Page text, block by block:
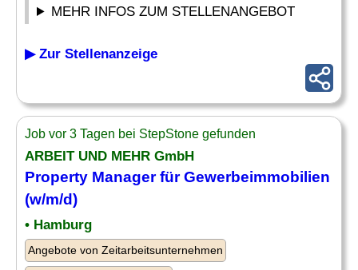
MEHR INFOS ZUM STELLENANGEBOT
▶ Zur Stellenanzeige
Job vor 3 Tagen bei StepStone gefunden
ARBEIT UND MEHR GmbH
Property Manager für Gewerbeimmobilien
(w/m/d)
• Hamburg
Angebote von Zeitarbeitsunternehmen